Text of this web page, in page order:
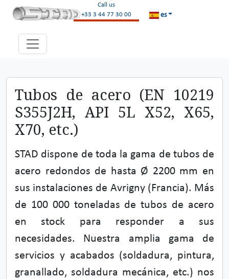
Call us
+33 3 44 77 30 00
es
Tubos de acero (EN 10219
S355J2H, API 5L X52, X65,
X70, etc.)
STAD dispone de toda la gama de tubos de
acero redondos de hasta Ø 2200 mm en
sus instalaciones de Avrigny (Francia). Más
de 100 000 toneladas de tubos de acero
en stock para responder a sus
necesidades. Nuestra amplia gama de
servicios y acabados (soldadura, pintura,
granallado, soldadura mecánica, etc.) nos